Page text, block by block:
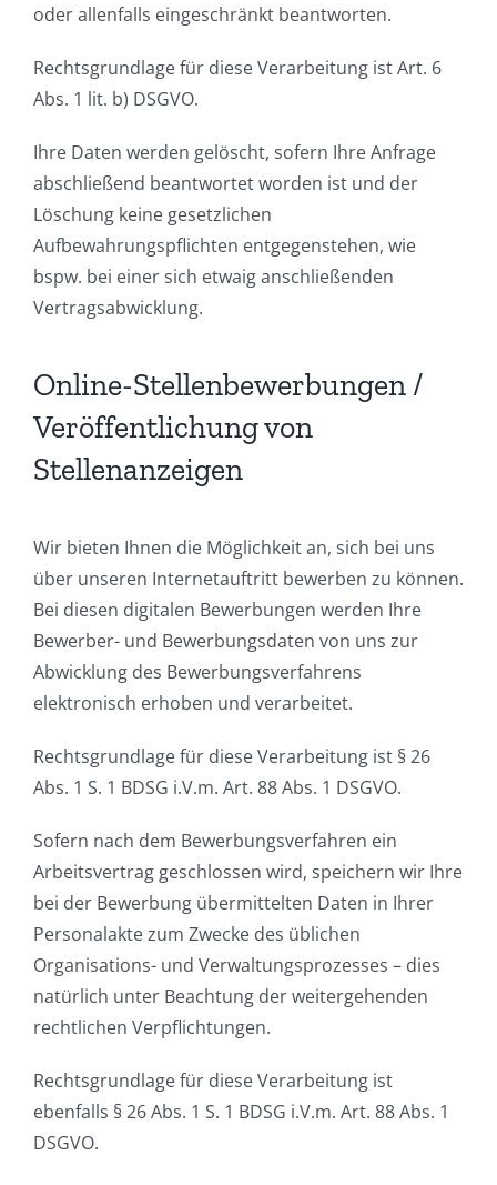
oder allenfalls eingeschränkt beantworten.
Rechtsgrundlage für diese Verarbeitung ist Art. 6
Abs. 1 lit. b) DSGVO.
Ihre Daten werden gelöscht, sofern Ihre Anfrage
abschließend beantwortet worden ist und der
Löschung keine gesetzlichen
Aufbewahrungspflichten entgegenstehen, wie
bspw. bei einer sich etwaig anschließenden
Vertragsabwicklung.
Online-Stellenbewerbungen /
Veröffentlichung von
Stellenanzeigen
Wir bieten Ihnen die Möglichkeit an, sich bei uns
über unseren Internetauftritt bewerben zu können.
Bei diesen digitalen Bewerbungen werden Ihre
Bewerber- und Bewerbungsdaten von uns zur
Abwicklung des Bewerbungsverfahrens
elektronisch erhoben und verarbeitet.
Rechtsgrundlage für diese Verarbeitung ist § 26
Abs. 1 S. 1 BDSG i.V.m. Art. 88 Abs. 1 DSGVO.
Sofern nach dem Bewerbungsverfahren ein
Arbeitsvertrag geschlossen wird, speichern wir Ihre
bei der Bewerbung übermittelten Daten in Ihrer
Personalakte zum Zwecke des üblichen
Organisations- und Verwaltungsprozesses – dies
natürlich unter Beachtung der weitergehenden
rechtlichen Verpflichtungen.
Rechtsgrundlage für diese Verarbeitung ist
ebenfalls § 26 Abs. 1 S. 1 BDSG i.V.m. Art. 88 Abs. 1
DSGVO.